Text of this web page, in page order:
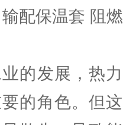
保温套 阻燃
发展，热力
的角色。但